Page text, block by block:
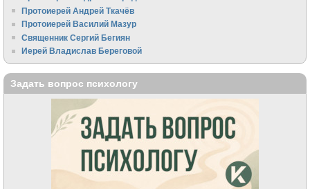
Протоиерей Андрей Ткачёв
Протоиерей Василий Мазур
Священник Сергий Бегиян
Иерей Владислав Береговой
Задать вопрос психологу